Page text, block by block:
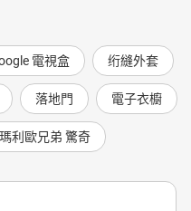
電視盒 绗縫外套
落地門 電子衣櫥
利歐兄弟 驚奇